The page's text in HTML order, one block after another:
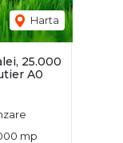
Harta
25.000
A0
mp